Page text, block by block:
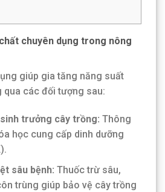
chuyên dụng trong nông
giúp gia tăng năng suất
qua các đối tượng sau:
trưởng cây trồng: Thông
học cung cấp dinh dưỡng
sâu bệnh: Thuốc trừ sâu,
trùng giúp bảo vệ cây trồng